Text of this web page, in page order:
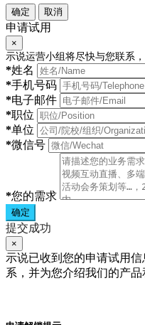
确定 取消
申请试用
×
示说运营小组将尽快与您联系
*姓名
*手机号码
*电子邮件
*职位
*单位
*微信号
*您的需求
确定
提交成功
×
示说已收到您的申请试用
系，并为您介绍我们的产品